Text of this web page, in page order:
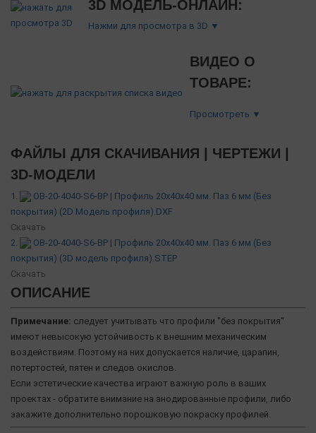
3D МОДЕЛЬ-ОНЛАЙН:
Нажми для просмотра в 3D ▼
ВИДЕО О
ТОВАРЕ:
Просмотреть ▼
ФАЙЛЫ ДЛЯ СКАЧИВАНИЯ | ЧЕРТЕЖИ |
3D-МОДЕЛИ
1.
OB-20-4040-S6-BP | Профиль 20х40х40 мм. Паз 6 мм (Без
покрытия) (2D Модель профиля).DXF
Скачать
2.
OB-20-4040-S6-BP | Профиль 20х40х40 мм. Паз 6 мм (Без
покрытия) (3D модель профиля).STEP
Скачать
ОПИСАНИЕ
Примечание: следует учитывать что профили "без покрытия"
имеют невысокую устойчивость к внешним механическим
воздействиям. Поэтому на них допускается наличие, царапин,
потертостей, пятен и следов окислов.
Если эстетические качества играют важную роль в ваших
проектах - обратите внимание на анодированные профили, либо
закажите дополнительно порошковую покраску профилей.